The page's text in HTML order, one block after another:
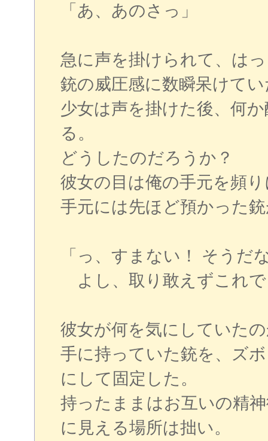
「あ、あのさっ」
急に声を掛けられて、は
銃の威圧感に数瞬呆けて
少女は声を掛けた後、何
る。
どうしたのだろうか？
彼女の目は俺の手元を頻
手元には先ほど預かった
「っ、すまない！ そうだ
よし、取り敢えずこれ
彼女が何を気にしていた
手に持っていた銃を、ズ
にして固定した。
持ったままはお互いの精
に見える場所は拙い。